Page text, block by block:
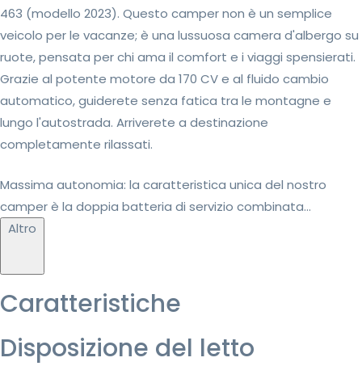
463 (modello 2023). Questo camper non è un semplice
veicolo per le vacanze; è una lussuosa camera d'albergo su
ruote, pensata per chi ama il comfort e i viaggi spensierati.
Grazie al potente motore da 170 CV e al fluido cambio
automatico, guiderete senza fatica tra le montagne e
lungo l'autostrada. Arriverete a destinazione
completamente rilassati.
Massima autonomia: la caratteristica unica del nostro
camper è la doppia batteria di servizio combinata...
Altro
Caratteristiche
Disposizione del letto